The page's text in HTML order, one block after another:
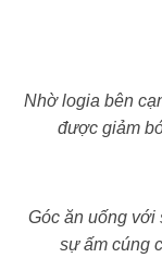
Nhờ logia bên
được giảm
Góc ăn uống với
sự ấm cúng